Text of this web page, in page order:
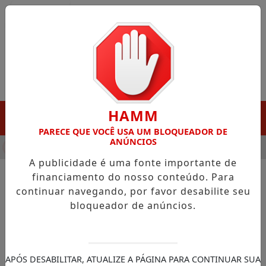
EM PORTO GRANDE COM ATUAÇÃO VOLTADA
NOTÍCIAS/POLÍTICA
Pretexto para intervenção é
Para assessor especial da Presidência,
HAMM
PARECE QUE VOCÊ USA UM BLOQUEADOR DE
ANÚNCIOS
A publicidade é uma fonte importante de
financiamento do nosso conteúdo. Para
continuar navegando, por favor desabilite seu
bloqueador de anúncios.
APÓS DESABILITAR, ATUALIZE A PÁGINA PARA CONTINUAR SUA